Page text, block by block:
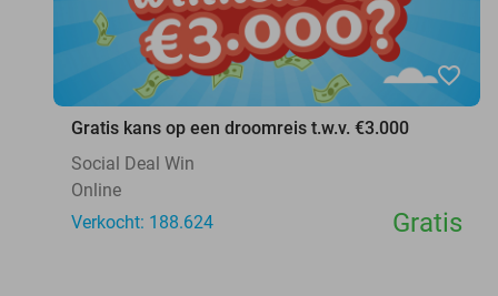
favorite_border
Gratis kans op een droomreis t.w.v. €3.000
Social Deal Win
Online
Verkocht: 188.624
Gratis